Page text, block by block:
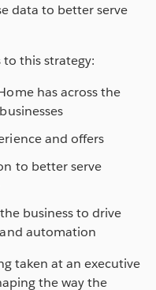
data to better serve
this strategy:
has across the
and offers
to better serve
business to drive
automation
taken at an executive
the way the